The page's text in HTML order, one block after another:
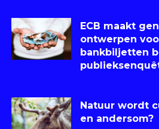
ECB maakt
ontwerpen
bankbiljetten
Natuur wordt
en andersom?